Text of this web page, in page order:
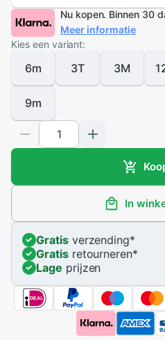
Nu kopen. Binnen 30
Meer informatie
Kies een variant:
6m 3T 3M
9m
In
Gratisverzending*
Gratisretourneren*
Lage prijzen